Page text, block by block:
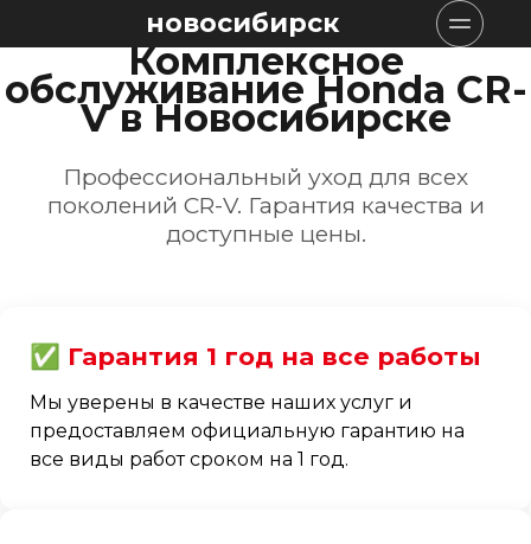
новосибирск
Комплексное
обслуживание Honda CR-
V в Новосибирске
Профессиональный уход для всех
поколений CR-V. Гарантия качества и
доступные цены.
✅ Гарантия 1 год на все работы
Мы уверены в качестве наших услуг и
предоставляем официальную гарантию на
все виды работ сроком на 1 год.